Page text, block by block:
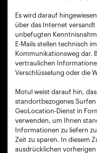
Es wird darauf
über das Internet
unbefugten
E-Mails stellen technisch
Kommunikationsweg dar.
vertraulichen
Verschlüsselung oder die
Motul weist darauf hin,
standortbezogenes
GeoLocation-Dienst in
verwenden, um Ihnen
Informationen zu liefern
Zeit zu sparen. In diesem
ausdrücklichen